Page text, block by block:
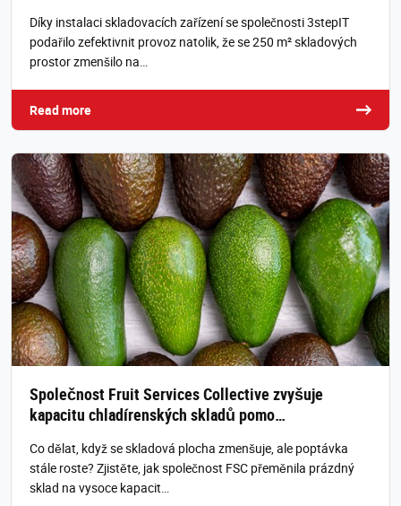
Díky instalaci skladovacích zařízení se společnosti 3stepIT
podařilo zefektivnit provoz natolik, že se 250 m² skladových
prostor zmenšilo na…
Read more
Společnost Fruit Services Collective zvyšuje
kapacitu chladírenských skladů pomo…
Co dělat, když se skladová plocha zmenšuje, ale poptávka
stále roste? Zjistěte, jak společnost FSC přeměnila prázdný
sklad na vysoce kapacit…